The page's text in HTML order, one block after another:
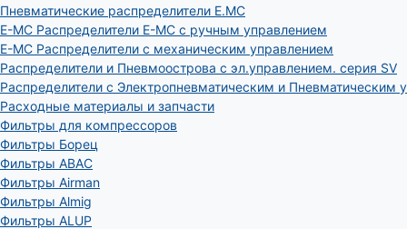
Пневматические распределители E.MC
E-MC Распределители E-MC с ручным управлением
E-MC Распределители с механическим управлением
Распределители и Пневмоострова с эл.управлением. серия SV
Распределители с Электропневматическим и Пневматическим
Расходные материалы и запчасти
Фильтры для компрессоров
Фильтры Борец
Фильтры ABAC
Фильтры Airman
Фильтры Almig
Фильтры ALUP